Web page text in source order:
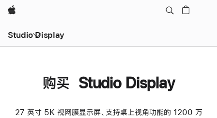
Apple
Studio Display
购买 Studio Display
27 英寸 5K 视网膜显示屏、支持桌上视角功能的 1200 万